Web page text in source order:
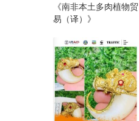
《南非本土多肉植物贸
易（译）》